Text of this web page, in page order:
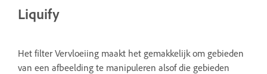
Liquify
Het filter Vervloeiing maakt het gemakkelijk om gebieden
van een afbeelding te manipuleren alsof die gebieden